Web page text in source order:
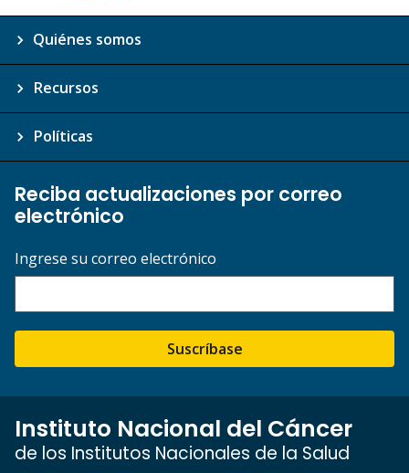
Quiénes somos
Recursos
Políticas
Reciba actualizaciones por correo
electrónico
Ingrese su correo electrónico
Suscríbase
Instituto Nacional del Cáncer
de los Institutos Nacionales de la Salud